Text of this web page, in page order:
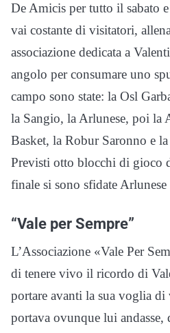
De Amicis per tutto il sabato
vai costante di visitatori,
associazione dedicata a
angolo per consumare uno
campo sono state: la Osl
la Sangio, la Arlunese, poi la
Basket, la Robur Saronno e
Previsti otto blocchi di gioco
finale si sono sfidate
“Vale per Sempre”
L’Associazione «Vale Per
di tenere vivo il ricordo di
portare avanti la sua voglia
portava ovunque lui